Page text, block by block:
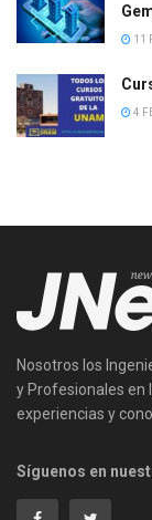
11
4
Nosotros los
y Profesionales en
experiencias y
Síguenos en